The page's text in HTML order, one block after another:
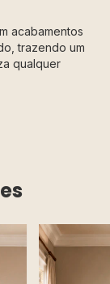
acabamentos
trazendo um
qualquer